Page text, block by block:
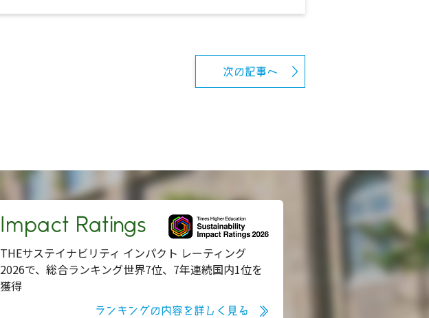
次の記事へ
Impact Ratings
THEサステイナビリティ インパクト レーティング
2026で、総合ランキング世界7位、7年連続国内1位を
獲得
ランキングの内容を詳しく見る